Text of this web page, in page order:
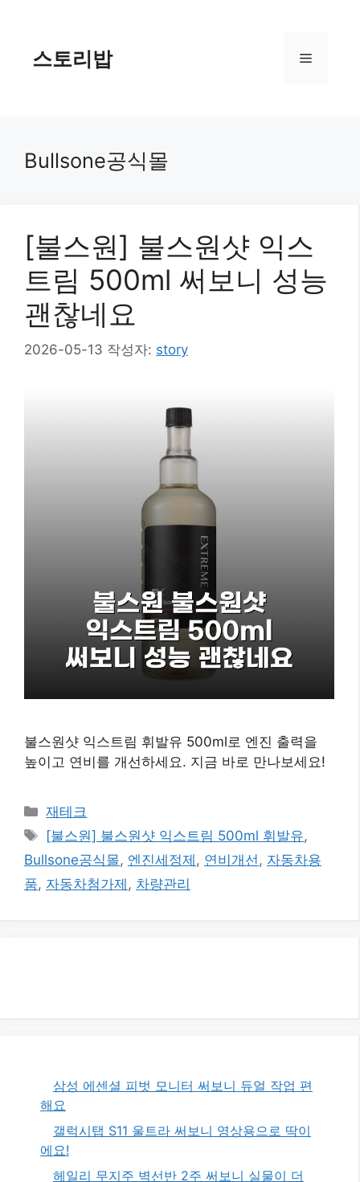
스토리밥 메
Bullsone공식몰
[불스원] 불스원샷 익스
트림 500ml 써보니 성능
괜찮네요
2026-05-13 작성자: story
불스원샷 익스트림 휘발유 500ml로 엔진 출력을
높이고 연비를 개선하세요. 지금 바로 만나보세요!
카
테
고
리
재테크
태
그
[불스원] 불스원샷 익스트림 500ml 휘발유,
Bullsone공식몰, 엔진세정제 , 연비개선 , 자동차용
품, 자동차첨가제 , 차량관리
삼성 에센셜 피벗 모니터 써보니 듀얼 작업 편
해요
갤럭시탭 S11 울트라 써보니 영상용으로 딱이
에요!
헤일리 무지주 벽선반 2주 써보니 실물이 더